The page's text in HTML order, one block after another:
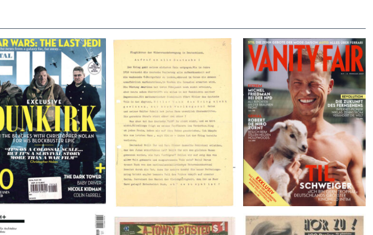
FILM #260 – SUMMER
2017
Flugblätter der Weissen Rose – V,
Januar 1943
VANITY FAIR – Nr. 7 – 8.
Februar 2007